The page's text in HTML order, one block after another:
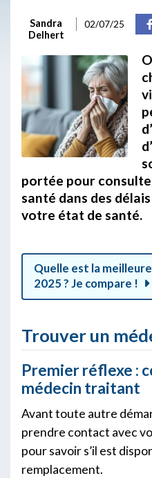
Sandra
Delhert
02/07/25
portée pour
santé dans des
votre état de santé.
Quelle est la
2025 ? Je compare !
Trouver un
Premier réflexe :
médecin traitant
Avant toute autre
prendre contact avec
pour savoir s’il est
remplacement.